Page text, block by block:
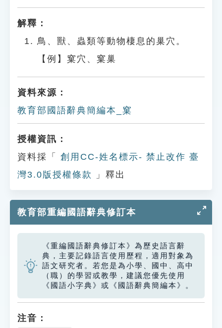
解釋：
鳥、獸、蟲類等動物棲息的巢穴。
【例】窠穴、窠巢
資料來源：
教育部國語辭典簡編本_窠
授權資訊：
資料採「
創用CC-姓名標示- 禁止改作 臺
灣3.0版授權條款
」釋出
教育部重編國語辭典修訂本
《重編國語辭典修訂本》為歷史語言辭
典，主要記錄語言使用歷程，適用對象為
語文研究者。若您是為小學、國中、高中
（職）的學習或教學，建議您優先使用
《國語小字典》或《國語辭典簡編本》。
注音：